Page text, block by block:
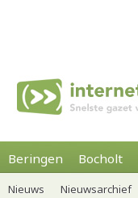
Beringen Bocholt
Nieuws Nieuwsarchief